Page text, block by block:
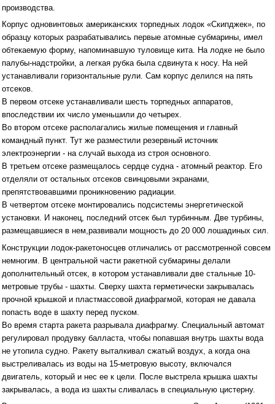
производства.
Корпус одновинтовых американских торпедных лодок «Скипджек», по
образцу которых разрабатывались первые атомные субмарины, имел
обтекаемую форму, напоминавшую туловище кита. На лодке не было
палубы-надстройки, а легкая рубка была сдвинута к носу. На ней
устанавливали горизонтальные рули. Сам корпус делился на пять
отсеков.
В первом отсеке устанавливали шесть торпедных аппаратов,
впоследствии их число уменьшили до четырех.
Во втором отсеке располагались жилые помещения и главный
командный пункт. Тут же разместили резервный источник
электроэнергии - на случай выхода из строя основного.
В третьем отсеке размещалось сердце судна - атомный реактор. Его
отделяли от остальных отсеков свинцовыми экранами,
препятствовавшими проникновению радиации.
В четвертом отсеке монтировались подсистемы энергетической
установки. И наконец, последний отсек был турбинным. Две турбины,
размещавшиеся в нем,развивали мощность до 20 000 лошадиных сил.
Конструкции лодок-ракетоносцев отличались от рассмотренной совсем
немногим. В центральной части ракетной субмарины делали
дополнительный отсек, в котором устанавливали две стальные 10-
метровые трубы - шахты. Сверху шахта герметически закрывалась
прочной крышкой и пластмассовой диафрагмой, которая не давала
попасть воде в шахту перед пуском.
Во время старта ракета разрывала диафрагму. Специальный автомат
регулировал продувку балласта, чтобы попавшая внутрь шахты вода
не утопила судно. Ракету выталкивал сжатый воздух, а когда она
выстреливалась из воды на 15-метровую высоту, включался
двигатель, который и нес ее к цели. После выстрела крышка шахты
закрывалась, а вода из шахты сливалась в специальную цистерну.